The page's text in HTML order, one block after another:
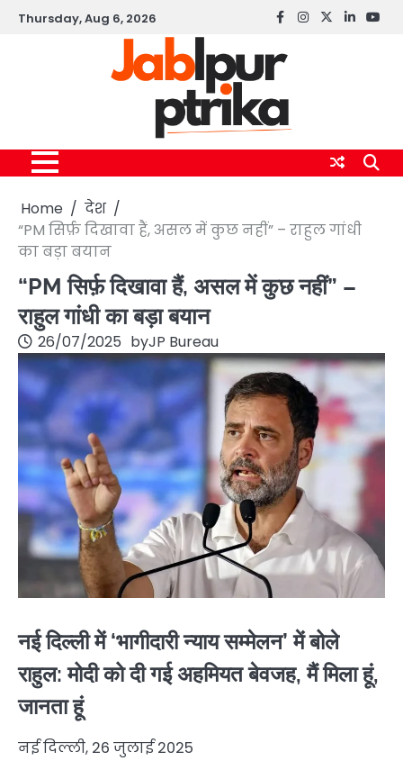
SkipThursday, Aug 6, 2026 Facebook
instagram
twitterlinkedin
Home
देश
“PM सिर्फ़ दिखावा हैं, असल में कुछ नहीं” – राहुल गांधी
का बड़ा बयान
“PM सिर्फ़ दिखावा हैं, असल में कुछ नहीं” –
राहुल गांधी का बड़ा बयान
26/07/2025 byJP Bureau
नई दिल्ली में ‘भागीदारी न्याय सम्मेलन’ में बोले
राहुल: मोदी को दी गई अहमियत बेवजह, मैं मिला हूं,
जानता हूं
नई दिल्ली, 26 जुलाई 2025